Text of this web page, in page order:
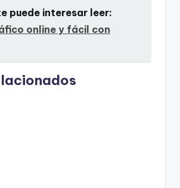
puede interesar leer:
online y fácil con